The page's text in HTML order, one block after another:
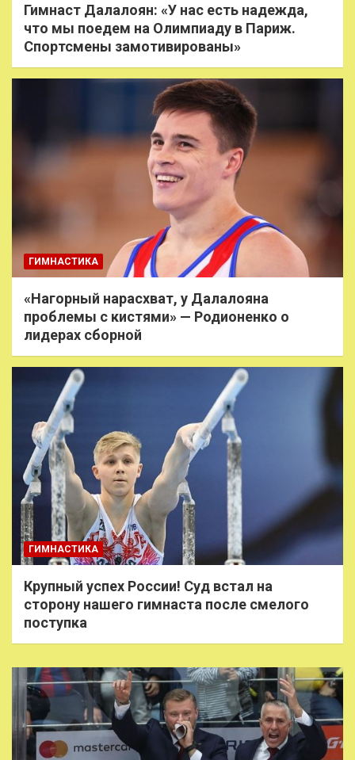
Гимнаст Далалоян: «У нас есть надежда,
что мы поедем на Олимпиаду в Париж.
Спортсмены замотивированы»
ГИМНАСТИКА
«Нагорный нарасхват, у Далалояна
проблемы с кистями» — Родионенко о
лидерах сборной
ГИМНАСТИКА
Крупный успех России! Суд встал на
сторону нашего гимнаста после смелого
поступка